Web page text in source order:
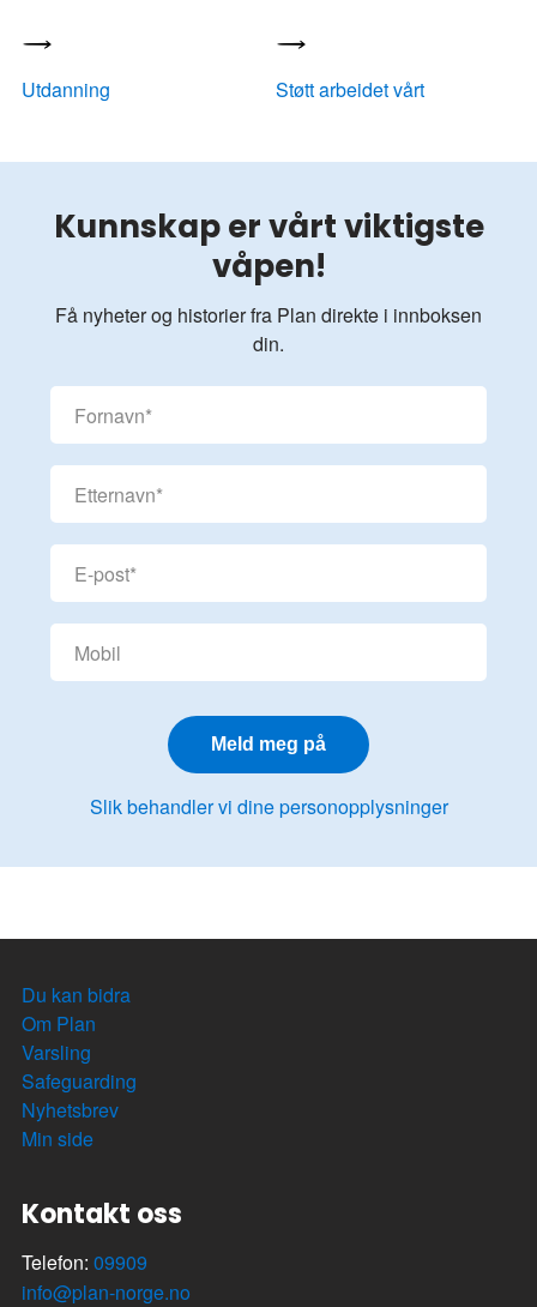
Utdanning Støtt arbeidet vårt
Kunnskap er vårt viktigste
våpen!
Få nyheter og historier fra Plan direkte i innboksen
din.
Slik behandler vi dine personopplysninger
Du kan bidra
Om Plan
Varsling
Safeguarding
Nyhetsbrev
Min side
Kontakt oss
Telefon: 09909
info@plan-norge.no